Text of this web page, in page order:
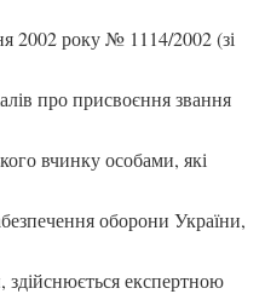
2002 року № 1114/2002 (зі
про присвоєння звання
вчинку особами, які
оборони України,
здійснюється експертною